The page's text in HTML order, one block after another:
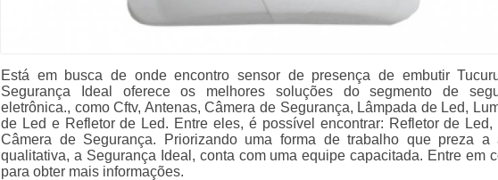
Está em busca de onde encontro sensor de presença de embutir
Segurança Ideal oferece os melhores soluções do segmento de
eletrônica., como Cftv, Antenas, Câmera de Segurança, Lâmpada de Led,
de Led e Refletor de Led. Entre eles, é possível encontrar: Refletor de Led,
Câmera de Segurança. Priorizando uma forma de trabalho que preza a
qualitativa, a Segurança Ideal, conta com uma equipe capacitada. Entre em
para obter mais informações.